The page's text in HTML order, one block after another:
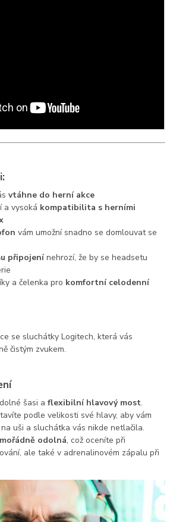
vtáhne do herní akce
a vysoká kompatibilita s herními
vám umožní snadno se domlouvat se
připojenínehrozí, že by se headsetu
a čelenka pro komfortní celodenní
se sluchátky Logitech, která vás
čistým zvukem.
šasi aflexibilní hlavový most.
podle velikosti své hlavy, aby vám
uši a sluchátka vás nikde netlačila.
odolná, což oceníte při
ale také v adrenalinovém zápalu při